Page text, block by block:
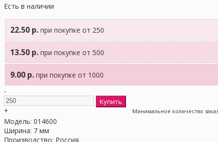
Есть в наличии
22.50 р. при покупке от 250
13.50 р. при покупке от 500
9.00 р. при покупке от 1000
-
+ Минимальное количество
Модель: 014600
Ширина: 7 мм
Производство: Россия